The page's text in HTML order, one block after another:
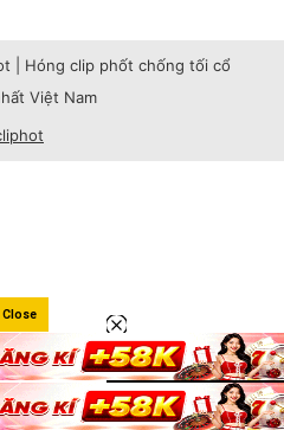
| Hóng clip phốt chống tối cổ
Việt Nam
Close